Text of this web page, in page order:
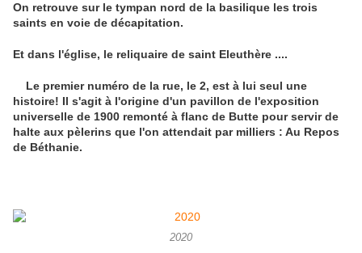
On retrouve sur le tympan nord de la basilique les trois
saints en voie de décapitation.
Et dans l'église, le reliquaire de saint Eleuthère ....
Le premier numéro de la rue, le 2, est à lui seul une
histoire! Il s'agit à l'origine d'un pavillon de l'exposition
universelle de 1900 remonté à flanc de Butte pour servir de
halte aux pèlerins que l'on attendait par milliers : Au Repos
de Béthanie.
2020